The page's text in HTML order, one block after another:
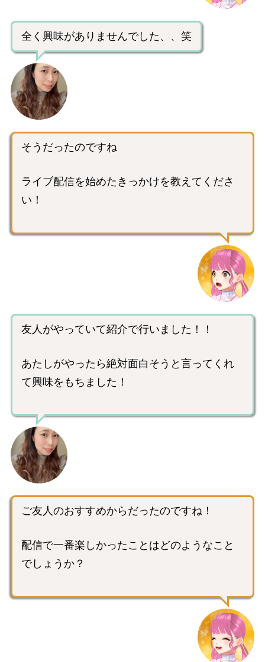
全く興味がありませんでした、、笑
そうだったのですね
ライブ配信を始めたきっかけを教えてくださ
い！
友人がやっていて紹介で行いました！！
あたしがやったら絶対面白そうと言ってくれ
て興味をもちました！
ご友人のおすすめからだったのですね！
配信で一番楽しかったことはどのようなこと
でしょうか？